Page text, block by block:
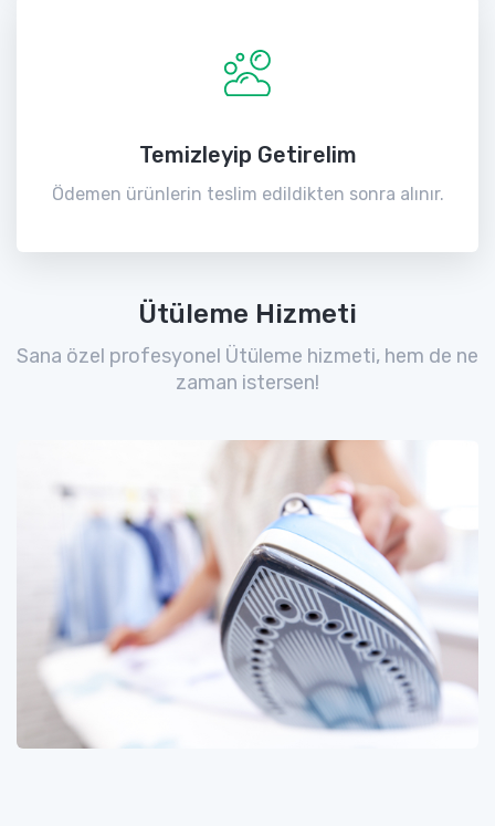
Temizleyip Getirelim
Ödemen ürünlerin teslim edildikten sonra alınır.
Ütüleme Hizmeti
Sana özel profesyonel Ütüleme hizmeti, hem de ne
zaman istersen!